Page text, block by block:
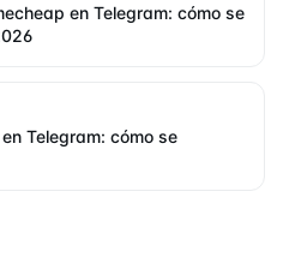
en Telegram: cómo se
Telegram: cómo se